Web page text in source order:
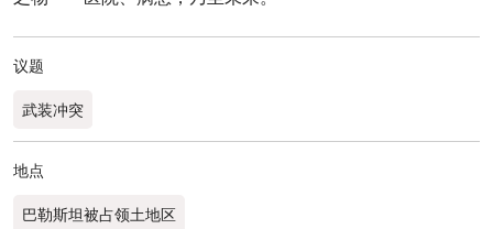
议题
武装冲突
地点
巴勒斯坦被占领土地区